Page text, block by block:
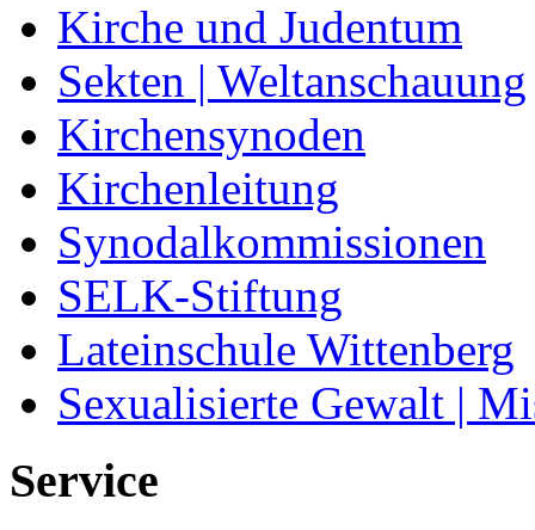
Kirche und Judentum
Sekten | Weltanschauung
Kirchensynoden
Kirchenleitung
Synodalkommissionen
SELK-Stiftung
Lateinschule Wittenberg
Sexualisierte Gewalt |
Service